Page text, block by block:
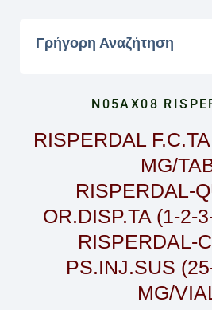
Γρήγορη Αναζήτηση
N05AX08
RISPERDAL
MG/
RISPERDAL-
OR.DISP.TA (1-2-
RISPERDAL-
PS.INJ.SUS
MG/